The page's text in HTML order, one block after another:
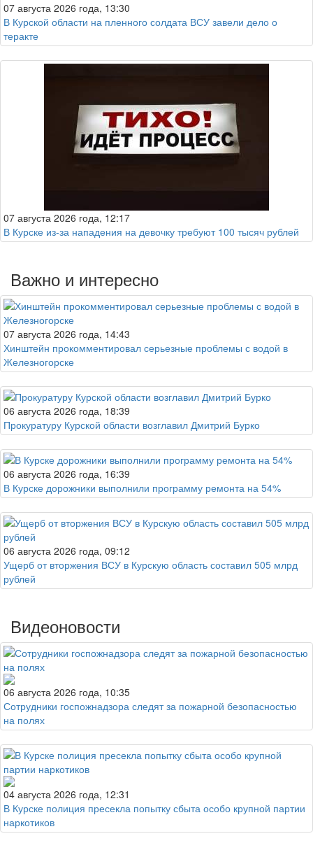
07 августа 2026 года, 13:30
В Курской области на пленного солдата ВСУ завели дело о
теракте
07 августа 2026 года, 12:17
В Курске из-за нападения на девочку требуют 100 тысяч рублей
Важно и интересно
07 августа 2026 года, 14:43
Хинштейн прокомментировал серьезные проблемы с водой в
Железногорске
06 августа 2026 года, 18:39
Прокуратуру Курской области возглавил Дмитрий Бурко
06 августа 2026 года, 16:39
В Курске дорожники выполнили программу ремонта на 54%
06 августа 2026 года, 09:12
Ущерб от вторжения ВСУ в Курскую область составил 505 млрд
рублей
Видеоновости
06 августа 2026 года, 10:35
Сотрудники госпожнадзора следят за пожарной безопасностью
на полях
04 августа 2026 года, 12:31
В Курске полиция пресекла попытку сбыта особо крупной партии
наркотиков